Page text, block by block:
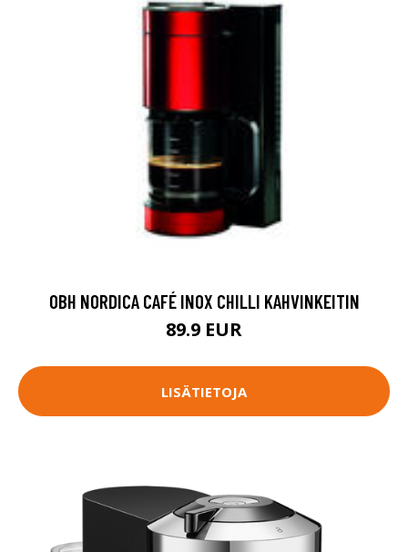
OBH NORDICA CAFÉ INOX CHILLI KAHVINKEITIN
89.9 EUR
LISÄTIETOJA